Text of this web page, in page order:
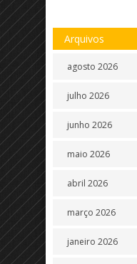
Arquivos
agosto 2026
julho 2026
junho 2026
maio 2026
abril 2026
março 2026
janeiro 2026